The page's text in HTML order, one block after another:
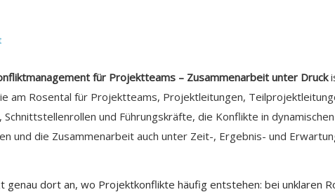
für Projektteams – Zusammenarbeit unter Druck
am Rosental für Projektteams, Projektleitungen,
Schnittstellenrollen und Führungskräfte, die Konflikte in
und die Zusammenarbeit auch unter Zeit-, Ergebnis- und
genau dort an, wo Projektkonflikte häufig entstehen: bei unklaren